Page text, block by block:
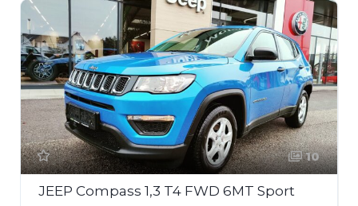
10
JEEP Compass 1,3 T4 FWD 6MT Sport